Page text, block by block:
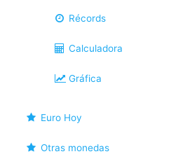
Récords
Calculadora
Gráfica
Euro Hoy
Otras monedas